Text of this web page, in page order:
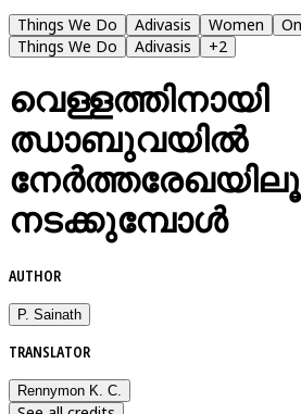
Things We Do
Adivasis Women
Things We Do
Adivasis +2
വെള്ളത്തിനായി
ഝാബുവയില്‍
നടക്കുമ്പോള്‍
AUTHOR
P. Sainath
TRANSLATOR
Rennymon K. C.